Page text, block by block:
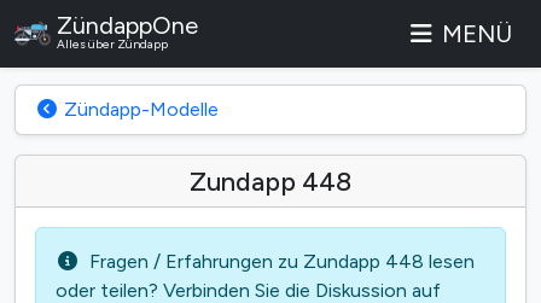
ZündappOne
Alles über Zündapp MENÜ
Zündapp-Modelle
Zundapp 448
Fragen / Erfahrungen zu Zundapp 448 lesen
oder teilen? Verbinden Sie die Diskussion auf